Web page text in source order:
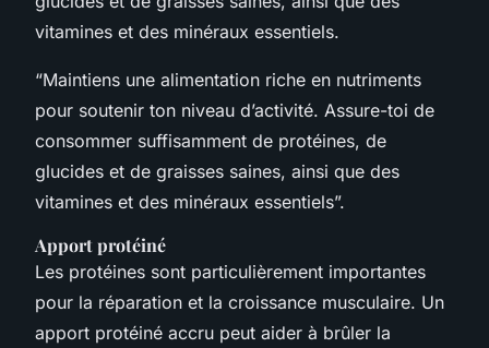
vitamines et des minéraux essentiels.
“Maintiens une alimentation riche en nutriments
pour soutenir ton niveau d’activité. Assure-toi de
consommer suffisamment de protéines, de
glucides et de graisses saines, ainsi que des
vitamines et des minéraux essentiels”.
Apport protéiné
Les protéines sont particulièrement importantes
pour la réparation et la croissance musculaire. Un
apport protéiné accru peut aider à brûler la